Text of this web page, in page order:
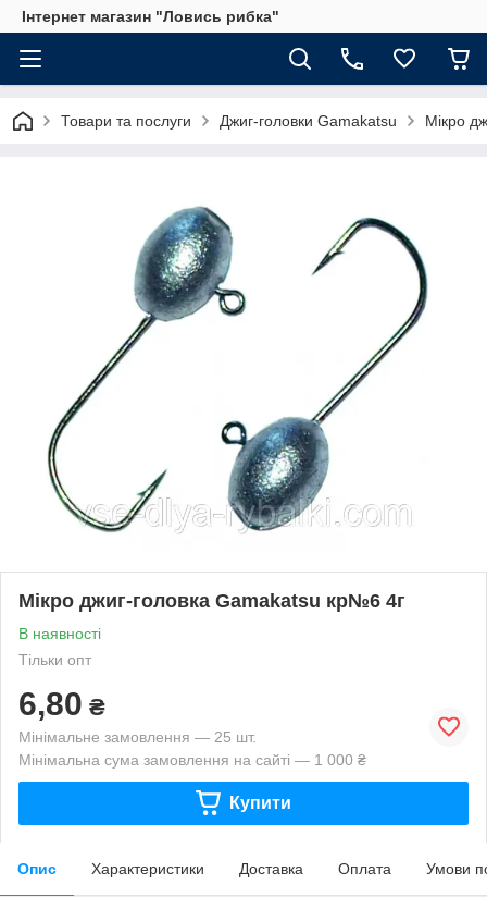
Інтернет магазин "Ловись рибка"
Товари та послуги Джиг-головки Gamakatsu Мікро
Мікро джиг-головка Gamakatsu кр№6 4г
В наявності
Тільки опт
6,80 ₴
Мінімальне замовлення — 25 шт.
Мінімальна сума замовлення на сайті — 1 000 ₴
Купити
Опис Характеристики Доставка Оплата Умови